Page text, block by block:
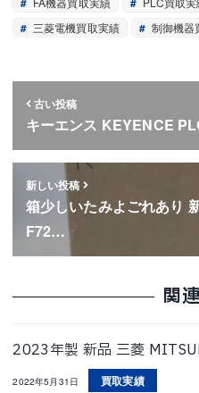
三菱電機買取実績
制御機器
古い投稿
キーエンス KEYENCE
新しい投稿
箱少しいたみよごれあり
F72…
関
2023年製 新品 三菱
2022年5月31日 買取実績